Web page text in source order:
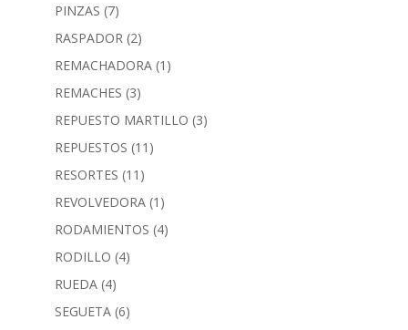
PINZAS (7)
RASPADOR (2)
REMACHADORA (1)
REMACHES (3)
REPUESTO MARTILLO (3)
REPUESTOS (11)
RESORTES (11)
REVOLVEDORA (1)
RODAMIENTOS (4)
RODILLO (4)
RUEDA (4)
SEGUETA (6)